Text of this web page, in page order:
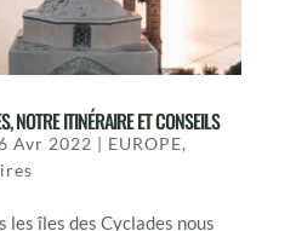
NOTRE ITINÉRAIRE ET CONSEILS
Avr 2022 | EUROPE,
les îles des Cyclades nous